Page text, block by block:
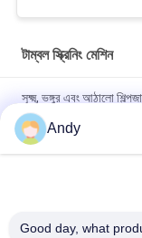
টাম্বল স্ক্রিনিং মেশিন
সূক্ষ্ম, ভঙ্গুর এবং আঠালো
করা টাম্বলার স্ক্রিনিং মেশিন
শিল্পে ভঙ্গুর সূক্ষ্ম এবং আঠালো
Andy
Good day, what